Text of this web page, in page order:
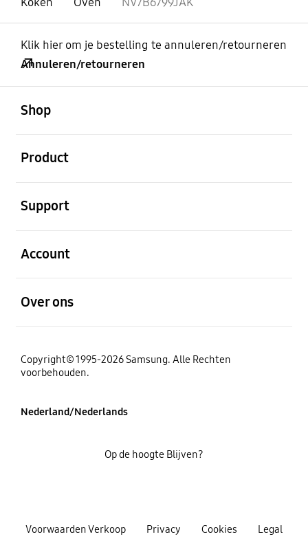
Klik hier om je bestelling te annuleren/retourneren
Annuleren/retourneren
Shop
Product
Support
Account
Over ons
Copyright© 1995-2026 Samsung. Alle Rechten
voorbehouden.
Nederland/Nederlands
Voorwaarden Verkoop Privacy Cookies Legal
Op de hoogte Blijven?